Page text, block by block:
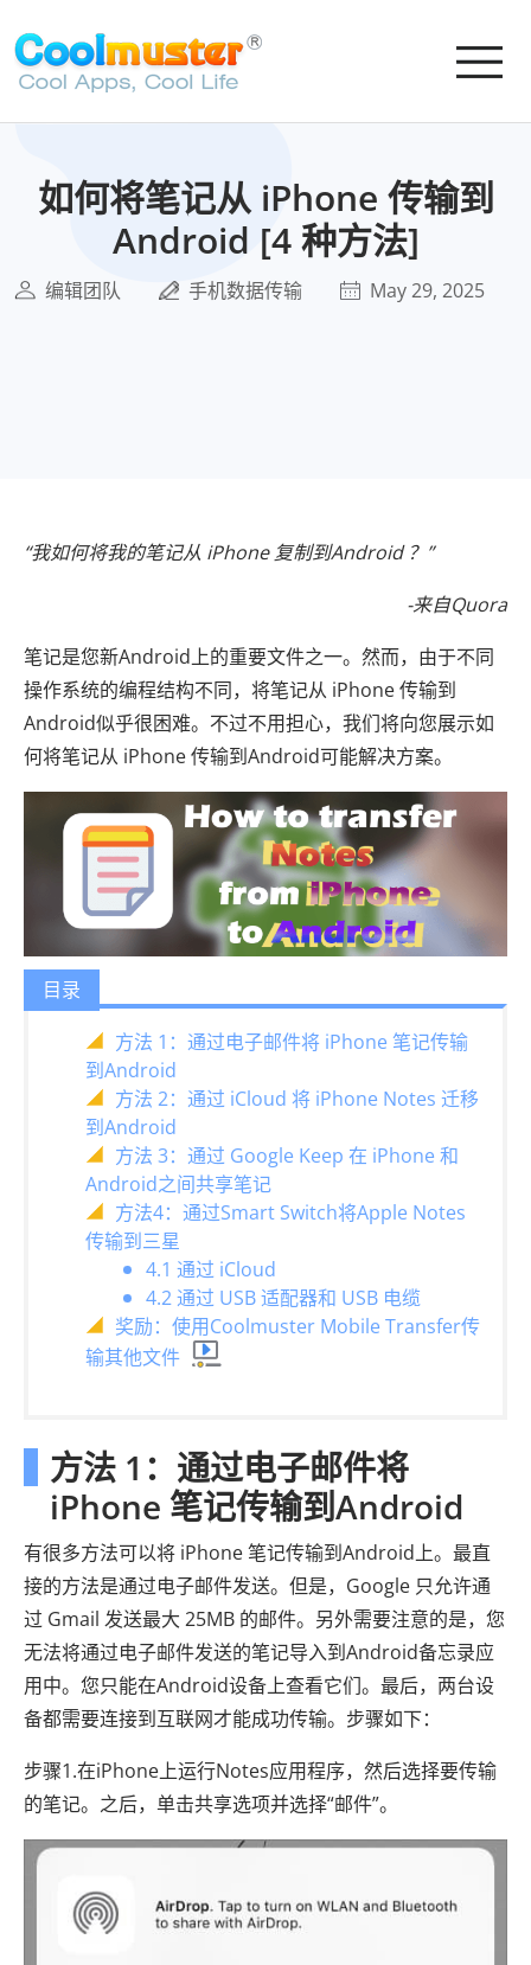
如何将笔记从 iPhone 传输到
Android [4 种方法]
编辑团队 手机数据传输 May 29, 2025
“我如何将我的笔记从 iPhone 复制到Android ？”
-来自Quora
笔记是您新Android上的重要文件之一。然而，由于不同
操作系统的编程结构不同，将笔记从 iPhone 传输到
Android似乎很困难。不过不用担心，我们将向您展示如
何将笔记从 iPhone 传输到Android可能解决方案。
目录
方法 1：通过电子邮件将 iPhone 笔记传输
到Android
方法 2：通过 iCloud 将 iPhone Notes 迁移
到Android
方法 3：通过 Google Keep 在 iPhone 和
Android之间共享笔记
方法4：通过Smart Switch将Apple Notes
传输到三星
4.1 通过 iCloud
4.2 通过 USB 适配器和 USB 电缆
奖励：使用Coolmuster Mobile Transfer传
输其他文件
方法 1：通过电子邮件将
iPhone 笔记传输到Android
有很多方法可以将 iPhone 笔记传输到Android上。最直
接的方法是通过电子邮件发送。但是，Google 只允许通
过 Gmail 发送最大 25MB 的邮件。另外需要注意的是，您
无法将通过电子邮件发送的笔记导入到Android备忘录应
用中。您只能在Android设备上查看它们。最后，两台设
备都需要连接到互联网才能成功传输。步骤如下：
步骤1.在iPhone上运行Notes应用程序，然后选择要传输
的笔记。之后，单击共享选项并选择“邮件”。